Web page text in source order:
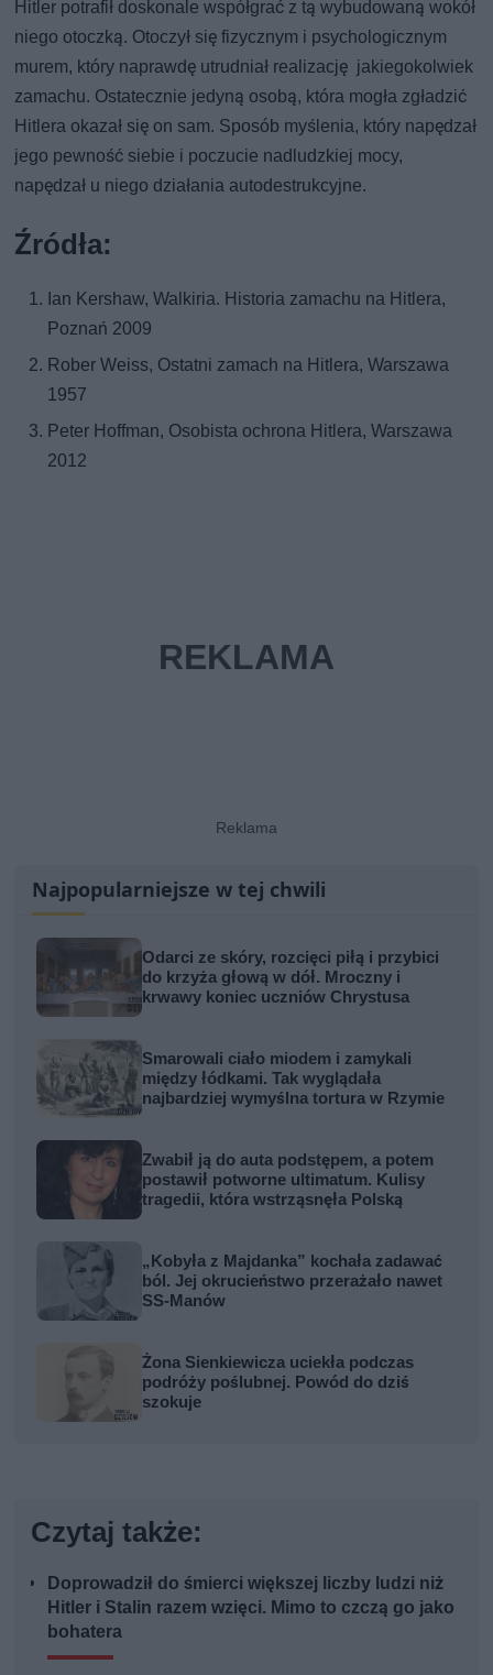
Hitler potrafił doskonale współgrać z tą wybudowaną wokół
niego otoczką. Otoczył się fizycznym i psychologicznym
murem, który naprawdę utrudniał realizację jakiegokolwiek
zamachu. Ostatecznie jedyną osobą, która mogła zgładzić
Hitlera okazał się on sam. Sposób myślenia, który napędzał
jego pewność siebie i poczucie nadludzkiej mocy,
napędzał u niego działania autodestrukcyjne.
Źródła:
Ian Kershaw, Walkiria. Historia zamachu na Hitlera,
Poznań 2009
Rober Weiss, Ostatni zamach na Hitlera, Warszawa
1957
Peter Hoffman, Osobista ochrona Hitlera, Warszawa
2012
Najpopularniejsze w tej chwili
Odarci ze skóry, rozcięci piłą i przybici
do krzyża głową w dół. Mroczny i
krwawy koniec uczniów Chrystusa
Smarowali ciało miodem i zamykali
między łódkami. Tak wyglądała
najbardziej wymyślna tortura w Rzymie
Zwabił ją do auta podstępem, a potem
postawił potworne ultimatum. Kulisy
tragedii, która wstrząsnęła Polską
„Kobyła z Majdanka” kochała zadawać
ból. Jej okrucieństwo przerażało nawet
SS-Manów
Żona Sienkiewicza uciekła podczas
podróży poślubnej. Powód do dziś
szokuje
Czytaj także:
Doprowadził do śmierci większej liczby ludzi niż
Hitler i Stalin razem wzięci. Mimo to czczą go jako
bohatera